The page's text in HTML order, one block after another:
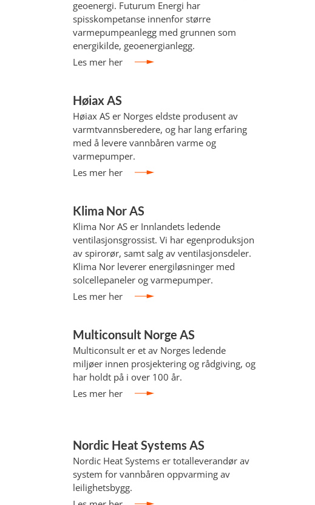
geoenergi. Futurum Energi har
spisskompetanse innenfor større
varmepumpeanlegg med grunnen som
energikilde, geoenergianlegg.
Les mer her
Høiax AS
Høiax AS er Norges eldste produsent av
varmtvannsberedere, og har lang erfaring
med å levere vannbåren varme og
varmepumper.
Les mer her
Klima Nor AS
Klima Nor AS er Innlandets ledende
ventilasjonsgrossist. Vi har egenproduksjon
av spirorør, samt salg av ventilasjonsdeler.
Klima Nor leverer energiløsninger med
solcellepaneler og varmepumper.
Les mer her
Multiconsult Norge AS
Multiconsult er et av Norges ledende
miljøer innen prosjektering og rådgiving, og
har holdt på i over 100 år.
Les mer her
Nordic Heat Systems AS
Nordic Heat Systems er totalleverandør av
system for vannbåren oppvarming av
leilighetsbygg.